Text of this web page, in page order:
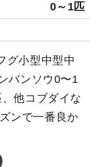
0～1匹
グ小型中型中
バンソウ0〜1
他コブダイな
ンで一番良か